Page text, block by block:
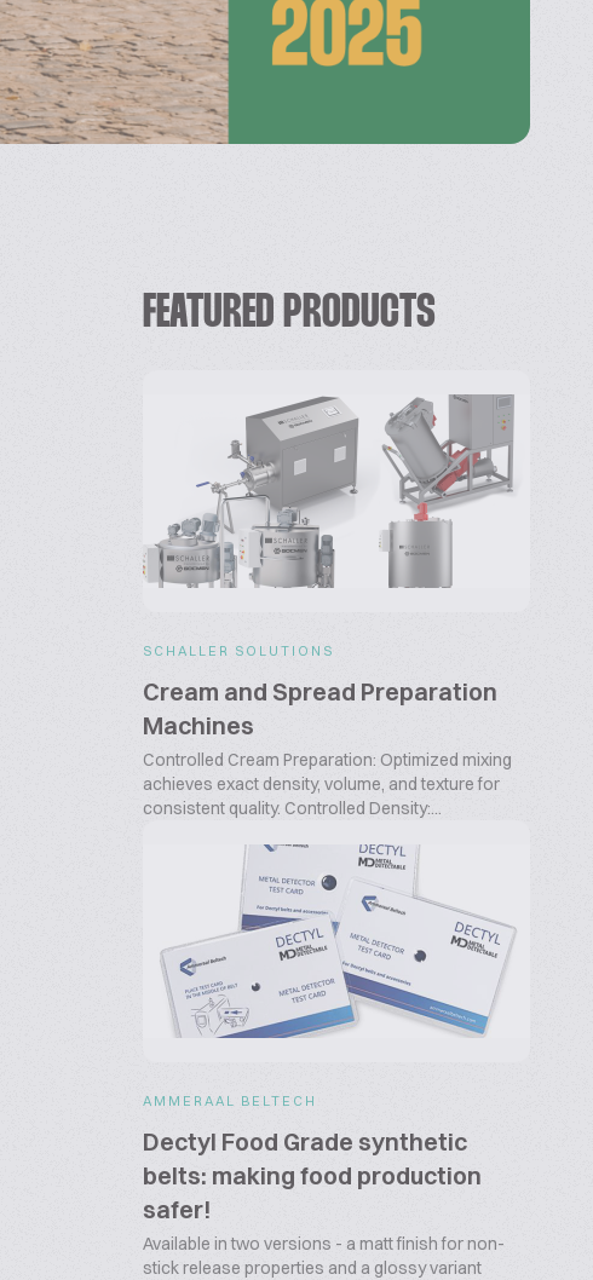
FEATURED PRODUCTS
SCHALLER SOLUTIONS
Cream and Spread Preparation
Machines
Controlled Cream Preparation: Optimized mixing
achieves exact density, volume, and texture for
consistent quality. Controlled Density:...
AMMERAAL BELTECH
Dectyl Food Grade synthetic
belts: making food production
safer!
Available in two versions - a matt finish for non-
stick release properties and a glossy variant